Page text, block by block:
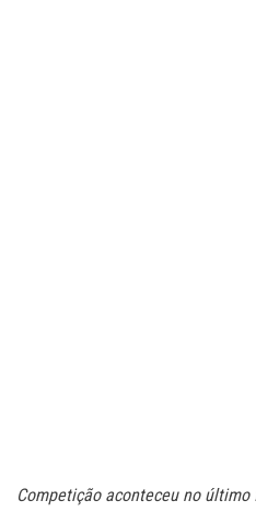
Competição aconteceu no